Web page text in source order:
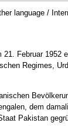
language /
21. Februar
Regimes,
dem
Pakistan